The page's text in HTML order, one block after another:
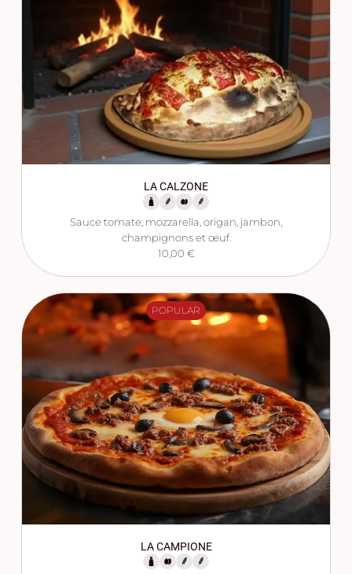
LA CALZONE
Sauce tomate, mozzarella, origan, jambon,
champignons et œuf.
10,00 €
POPULAR
LA CAMPIONE